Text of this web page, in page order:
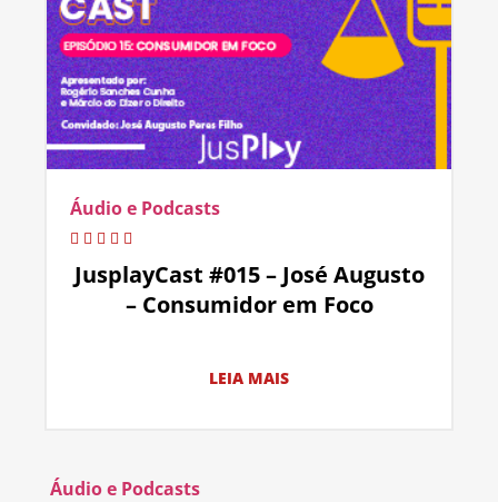
Áudio e Podcasts
JusplayCast #015 – José Augusto
– Consumidor em Foco
LEIA MAIS
Áudio e Podcasts